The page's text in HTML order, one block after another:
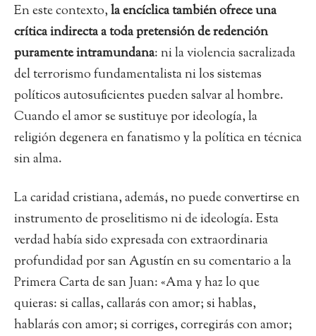
En este contexto,la encíclica también ofrece una
crítica indirecta a toda pretensión de redención
puramente intramundana: ni la violencia sacralizada
del terrorismo fundamentalista ni los sistemas
políticos autosuficientes pueden salvar al hombre.
Cuando el amor se sustituye por ideología, la
religión degenera en fanatismo y la política en técnica
sin alma.
La caridad cristiana, además, no puede convertirse en
instrumento de proselitismo ni de ideología. Esta
verdad había sido expresada con extraordinaria
profundidad por san Agustín en su comentario a la
Primera Carta de san Juan: «Ama y haz lo que
quieras: si callas, callarás con amor; si hablas,
hablarás con amor; si corriges, corregirás con amor;